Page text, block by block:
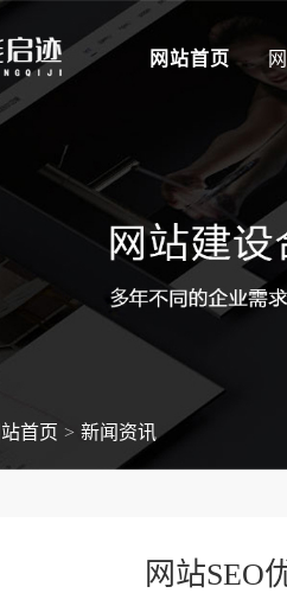
网站首页
站首页 新闻资讯
网站SEO